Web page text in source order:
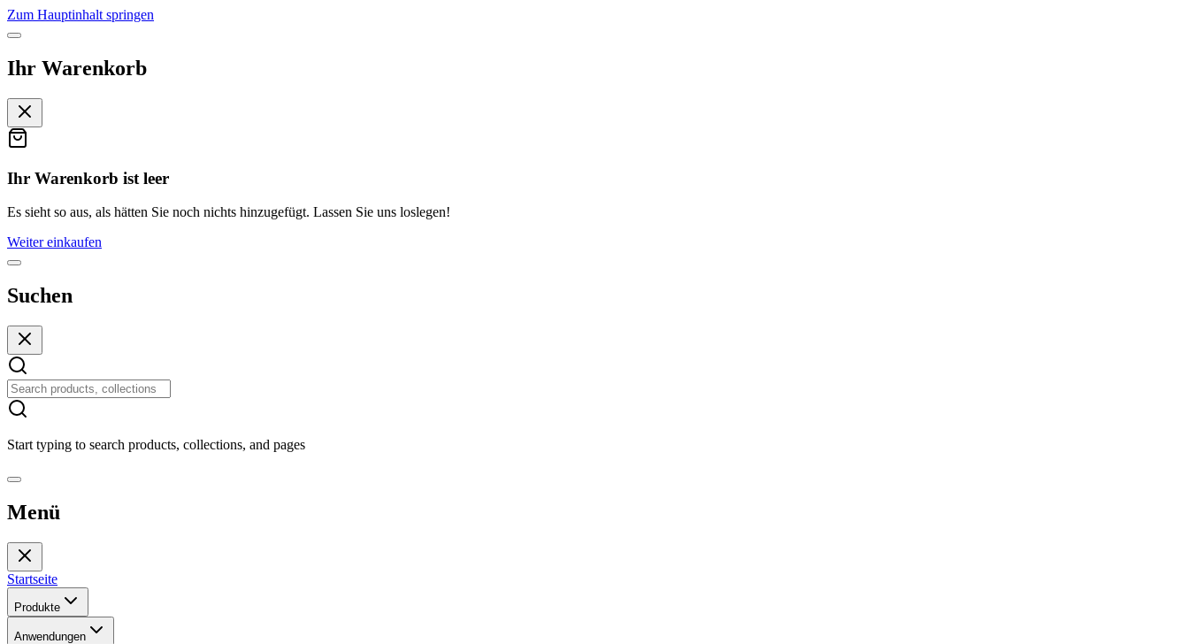
Zum Hauptinhalt springen
Ihr Warenkorb
Ihr Warenkorb ist leer
Es sieht so aus, als hätten Sie noch nichts hinzugefügt. Lassen Sie uns loslegen!
Weiter einkaufen
Suchen
Start typing to search products, collections, and pages
Menü
Startseite
Produkte
Anwendungen